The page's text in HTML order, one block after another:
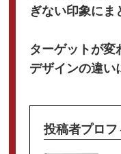
ぎない印象にま
ターゲットが変
デザインの違い
投稿者プロフ